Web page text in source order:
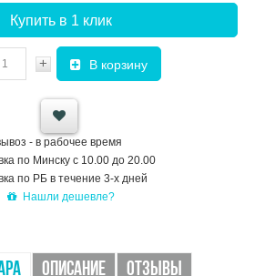
Купить в 1 клик
+ В корзину
- в рабочее время
по Минску с 10.00 до 20.00
по РБ в течение 3-х дней
Нашли дешевле?
ОПИСАНИЕ ОТЗЫВЫ